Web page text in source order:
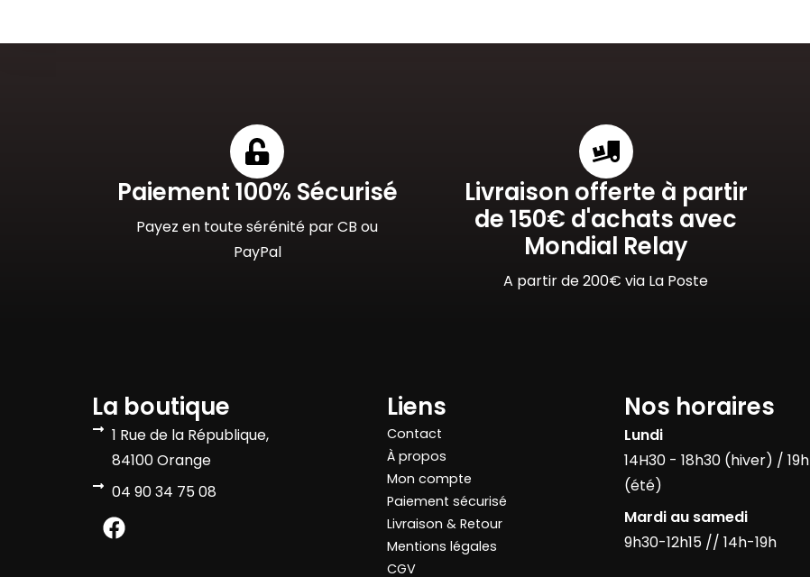
Paiement 100% Sécurisé
Payez en toute sérénité par CB ou
PayPal
Livraison offerte à partir
de 150€ d'achats avec
Mondial Relay
A partir de 200€ via La Poste
La boutique
1 Rue de la République,
84100 Orange
04 90 34 75 08
Liens
Contact
À propos
Mon compte
Paiement sécurisé
Livraison & Retour
Mentions légales
CGV
Nos horaires
Lundi
14H30 - 18h30 (hiver) / 19h
(été)
Mardi au samedi
9h30-12h15 // 14h-19h